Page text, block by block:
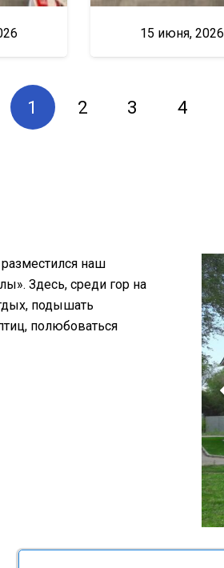
15 июня, 2026
1 2 3 4
наш
Здесь, среди гор на
подышать
полюбоваться